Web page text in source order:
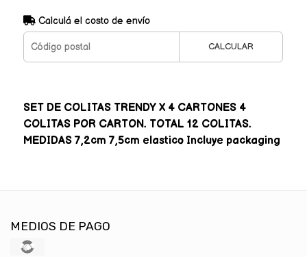
Calculá el costo de envío
CALCULAR
SET DE COLITAS TRENDY X 4 CARTONES 4
COLITAS POR CARTON. TOTAL 12 COLITAS.
MEDIDAS 7,2cm 7,5cm elastico Incluye packaging
MEDIOS DE PAGO